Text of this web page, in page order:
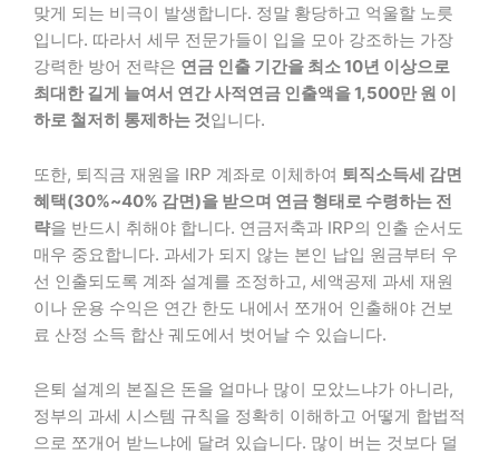
맞게 되는 비극이 발생합니다. 정말 황당하고 억울할 노릇
입니다. 따라서 세무 전문가들이 입을 모아 강조하는 가장
강력한 방어 전략은 연금 인출 기간을 최소 10년 이상으로
최대한 길게 늘여서 연간 사적연금 인출액을 1,500만 원 이
하로 철저히 통제하는 것입니다.
또한, 퇴직금 재원을 IRP 계좌로 이체하여 퇴직소득세 감면
혜택(30%~40% 감면)을 받으며 연금 형태로 수령하는 전
략을 반드시 취해야 합니다. 연금저축과 IRP의 인출 순서도
매우 중요합니다. 과세가 되지 않는 본인 납입 원금부터 우
선 인출되도록 계좌 설계를 조정하고, 세액공제 과세 재원
이나 운용 수익은 연간 한도 내에서 쪼개어 인출해야 건보
료 산정 소득 합산 궤도에서 벗어날 수 있습니다.
은퇴 설계의 본질은 돈을 얼마나 많이 모았느냐가 아니라,
정부의 과세 시스템 규칙을 정확히 이해하고 어떻게 합법적
으로 쪼개어 받느냐에 달려 있습니다. 많이 버는 것보다 덜